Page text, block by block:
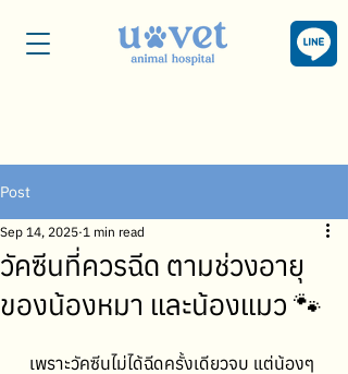
Post
วัคซีนที่ควรฉีด ตามช่วงอายุ
ของน้องหมา และน้องแมว 🐾
Sep 14, 2025 1 min read
เพราะวัคซีนไม่ได้ฉีดครั้งเดียวจบ แต่น้องๆ